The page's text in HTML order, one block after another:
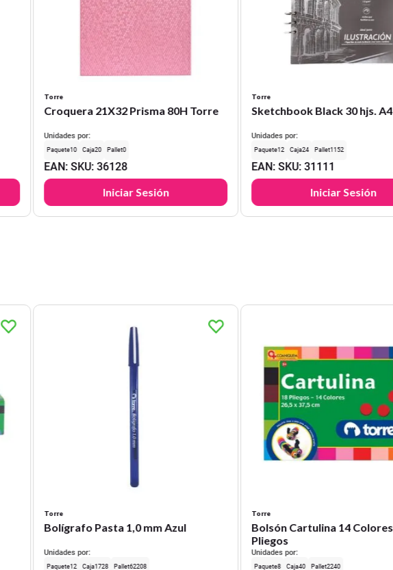
Torre
Croquera 21X32 Prisma 80H Torre
Unidades por:
10 20 0
EAN: SKU:36128
Iniciar Sesión
Torre
Sketchbook Black 30 hjs. A4
Unidades por:
12 24 1152
EAN: SKU:31111
Iniciar Sesión
Torre
Bolígrafo Pasta 1,0 mm Azul
Unidades por:
12 1728 62208
Torre
Bolsón Cartulina 14
Pliegos
Unidades por:
8 40 2240